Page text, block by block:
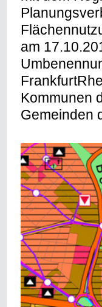
am
Kommunen
Gemeinden